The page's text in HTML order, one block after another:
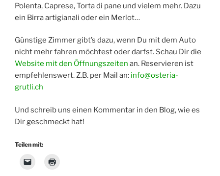
Polenta, Caprese, Torta di pane und vielem mehr. Dazu
ein Birra artigianali oder ein Merlot…
Günstige Zimmer gibt’s dazu, wenn Du mit dem Auto
nicht mehr fahren möchtest oder darfst. Schau Dir die
Website mit den Öffnungszeiten an. Reservieren ist
empfehlenswert. Z.B. per Mail an: info@osteria-
grutli.ch
Und schreib uns einen Kommentar in den Blog, wie es
Dir geschmeckt hat!
Teilen mit: